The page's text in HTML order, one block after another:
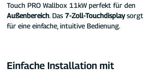
Touch PRO Wallbox 11kW perfekt für den
Außenbereich. Das 7-Zoll-Touchdisplay sorgt
für eine einfache, intuitive Bedienung.
Einfache Installation mit